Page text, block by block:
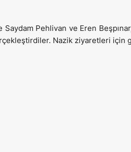
Saydam Pehlivan ve Eren
Nazik ziyaretleri için